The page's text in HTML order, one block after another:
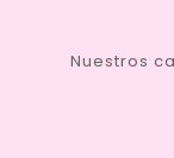
Nuestros